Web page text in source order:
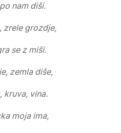
nam diši.
zrele grozdje,
se z miši.
zemla diše,
kruva, vina.
moja ima,